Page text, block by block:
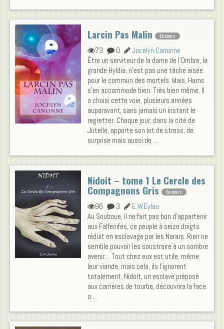
Larcin Pas Malin En cours
73 0
Jocelyn Canonne
Être un serviteur de la dame de l'Ombre, la
grande Hyldia, n'est pas une tâche aisée
pour le commun des mortels. Mais, Harns
s'en accommode bien. Très bien même. Il
a choisi cette voie, plusieurs années
auparavant, sans jamais un instant le
regretter. Chaque jour, dans la cité de
Jutelle, apporte son lot de stress, de
surprise mais aussi de ...
Nidoit – tome 1 Le Cercle des
Compagnons Gris En cours
96 3
E.W.Eylau
Au Souboue, il ne fait pas bon d’appartenir
aux Falfenifes, ce peuple à seize doigts
réduit en esclavage par les Narars. Rien ne
semble pouvoir les soustraire à un sombre
avenir… Tout chez eux est utile, même
leur viande, mais cela, ils l’ignorent
totalement. Nidoit, un esclave préposé
aux carrières de tourbe, découvrira la face
o ...